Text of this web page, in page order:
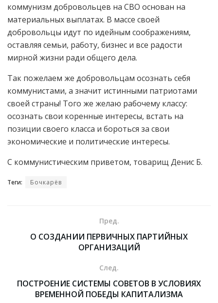
коммунизм добровольцев на СВО основан на
материальных выплатах. В массе своей
добровольцы идут по идейным соображениям,
оставляя семьи, работу, бизнес и все радости
мирной жизни ради общего дела.
Так пожелаем же добровольцам осознать себя
коммунистами, а значит истинными патриотами
своей страны! Того же желаю рабочему классу:
осознать свои коренные интересы, встать на
позиции своего класса и бороться за свои
экономические и политические интересы.
С коммунистическим приветом, товарищ Денис Б.
Теги: Бочкарёв
Пред.
О СОЗДАНИИ ПЕРВИЧНЫХ ПАРТИЙНЫХ
ОРГАНИЗАЦИЙ
След.
ПОСТРОЕНИЕ СИСТЕМЫ СОВЕТОВ В УСЛОВИЯХ
ВРЕМЕННОЙ ПОБЕДЫ КАПИТАЛИЗМА